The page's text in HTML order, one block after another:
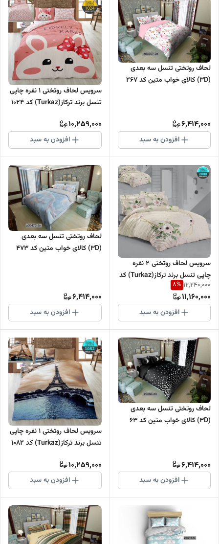
لحاف روتختی تنسل سه بعدی
(3D) کالای خواب متین کد 267
6,414,000
افزودن به سبد
سرویس لحاف روتختی 1 نفره چاپی
تنسل برند ترکاز(Turkaz) کد 1024
10,259,000
افزودن به سبد
سرویس لحاف روتختی 2 نفره
چاپی تنسل برند ترکاز(Turkaz) کد
2088
12,240,000
8%
11,160,000
افزودن به سبد
لحاف روتختی تنسل سه بعدی
(3D) کالای خواب متین کد 473
6,414,000
افزودن به سبد
لحاف روتختی تنسل سه بعدی
(3D) کالای خواب متین کد 63
6,414,000
افزودن به سبد
سرویس لحاف روتختی 1 نفره چاپی
تنسل برند ترکاز(Turkaz) کد 1082
10,259,000
افزودن به سبد